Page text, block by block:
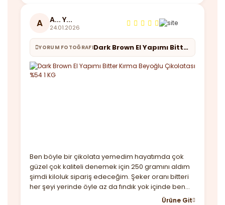
A A... Y...
24.01.2026
YORUM FOTOĞRAFI Dark Brown El Yapımı Bitter Kırma Beyoğlu Çikolatası %54 1 KG
Ben böyle bir çikolata yemedim hayatımda çok
güzel çok kaliteli denemek için 250 gramını aldım
şimdi kiloluk sipariş edeceğim. Şeker oranı bitteri
her şeyi yerinde öyle az da fındık yok içinde ben
beğendim almayı düşünenler kaçırmasın derim.
Ürüne Git